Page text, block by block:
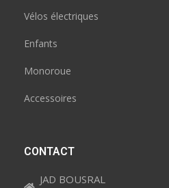
Vélos électriques
Enfants
Monoroue
Accessoires
CONTACT
JAD BOUSRAL